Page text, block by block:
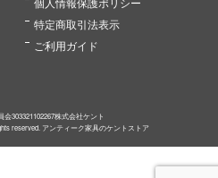
特定商取引法表示
ご利用ガイド
303321102267株式会社ケント
reserved. アンティーク家具のケントストア